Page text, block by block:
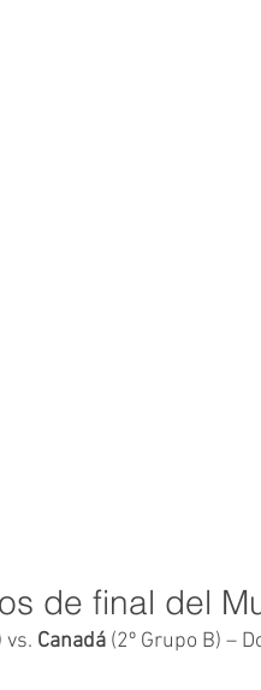
de final del
vs. Canadá (2º Grupo B) –